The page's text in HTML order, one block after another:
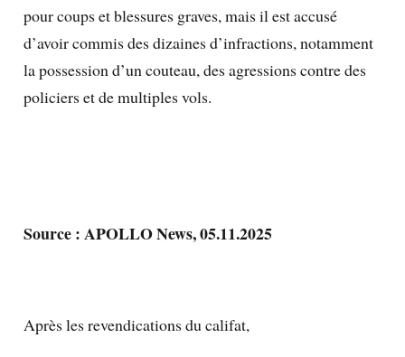
pour coups et blessures graves, mais il est accusé
d’avoir commis des dizaines d’infractions, notamment
la possession d’un couteau, des agressions contre des
policiers et de multiples vols.
Source : APOLLO News, 05.11.2025
Après les revendications du califat,